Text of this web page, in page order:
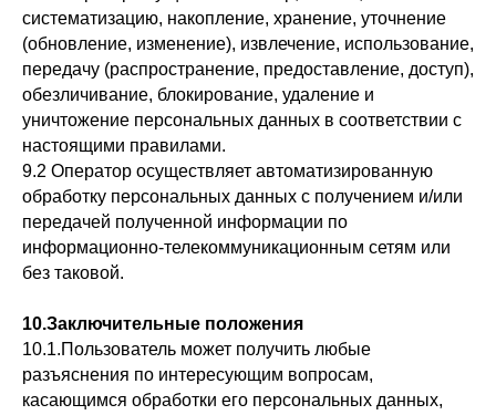
систематизацию, накопление, хранение, уточнение
(обновление, изменение), извлечение, использование,
передачу (распространение, предоставление, доступ),
обезличивание, блокирование, удаление и
уничтожение персональных данных в соответствии с
настоящими правилами.
9.2 Оператор осуществляет автоматизированную
обработку персональных данных с получением и/или
передачей полученной информации по
информационно-телекоммуникационным сетям или
без таковой.
10.Заключительные положения
10.1.Пользователь может получить любые
разъяснения по интересующим вопросам,
касающимся обработки его персональных данных,